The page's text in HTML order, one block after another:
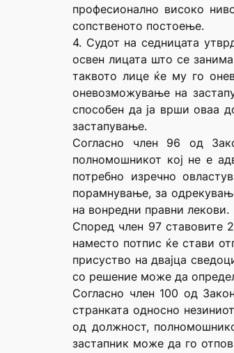
професионално високо
сопственото постоење.
4. Судот на седницата
освен лицата што се
таквото лице ќе му го
оневозможување на
способен да ја врши оваа
застапување.
Согласно член 96 од
полномошникот кој не е
потребно изречно
порамнување, за
на вонредни правни лекови.
Според член 97 ставовите
наместо потпис ќе стави
присуство на двајца
со решение може да
Согласно член 100 од
странката односно
од должност,
застапник може да го